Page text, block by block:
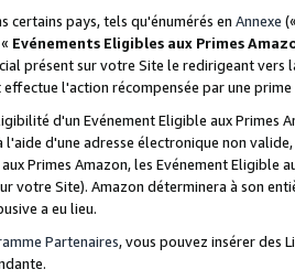
certains pays, tels qu'énumérés en Annexe («
Evénements Eligibles aux Primes
présent sur votre Site le redirigeant
l'action récompensée par une prime
d'un Evénement Eligible aux Primes
d'une adresse électronique non
Primes Amazon, les Evénement Eligible
votre Site). Amazon déterminera à son
a eu lieu.
Partenaires, vous pouvez insérer des